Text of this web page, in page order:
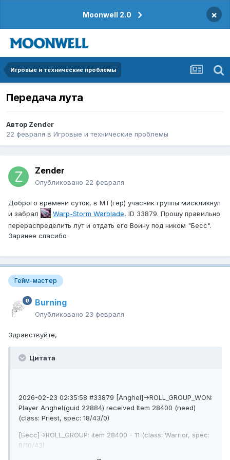
Moonwell 2.0 ×
Игровые и технические проблемы
Передача лута
Автор Zender
22 февраля в Игровые и технические проблемы
Zender
Опубликовано 22 февраля
Доброго времени суток, в МТ(гер) учасник группы мискликнул
и забрал
Warp-Storm Warblade, ID 33879. Прошу правильно
перераспределить лут и отдать его Воину под ником "Бесс".
Заранее спасибо
Гейм-мастер
Burning
Опубликовано 23 февраля
Здравствуйте,
Цитата
2026-02-23 02:35:58 #33879 [Anghel]->ROLL_GROUP_WON:
Player Anghel(guid 22884) received Item 28400 (need)
(class: Priest, spec: 18/43/0)
[Бесс]->ROLL_GROUP: item 28400 - 11 (class: Warrior, spec:
8/10/43)